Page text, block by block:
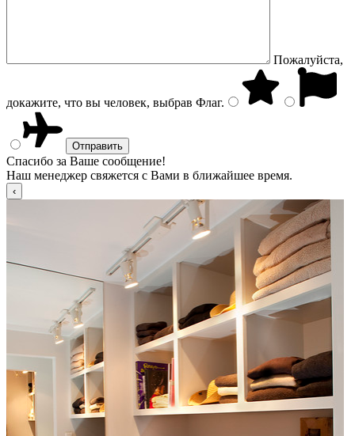
Пожалуйста,
докажите, что вы человек, выбрав Флаг.
Спасибо за Ваше сообщение!
Наш менеджер свяжется с Вами в ближайшее время.